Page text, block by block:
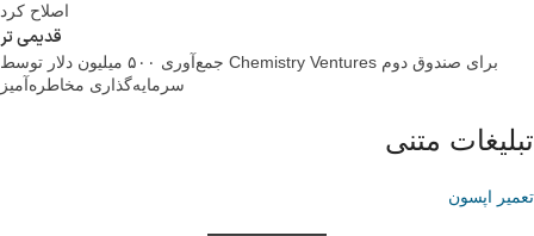
اصلاح کرد
قدیمی تر
جمع‌آوری ۵۰۰ میلیون دلار توسط Chemistry Ventures برای صندوق دوم
سرمایه‌گذاری مخاطره‌آمیز
تبلیغات متنی
تعمیر اپسون